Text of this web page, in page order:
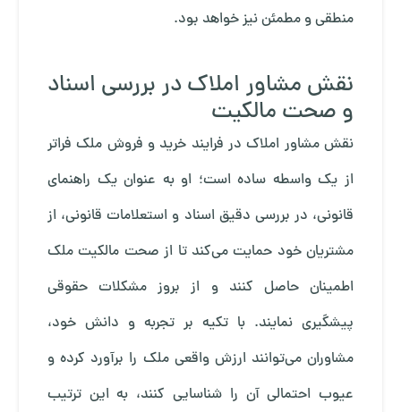
منطقی و مطمئن نیز خواهد بود.
نقش مشاور املاک در بررسی اسناد
و صحت مالکیت
نقش مشاور املاک در فرایند خرید و فروش ملک فراتر
از یک واسطه ساده است؛ او به عنوان یک راهنمای
قانونی، در بررسی دقیق اسناد و استعلامات قانونی، از
مشتریان خود حمایت می‌کند تا از صحت مالکیت ملک
اطمینان حاصل کنند و از بروز مشکلات حقوقی
پیشگیری نمایند. با تکیه بر تجربه و دانش خود،
مشاوران می‌توانند ارزش واقعی ملک را برآورد کرده و
عیوب احتمالی آن را شناسایی کنند، به این ترتیب